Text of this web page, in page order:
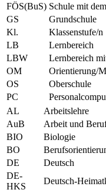
FÖS(BuS) Schule mit
GS
Grundschule
Kl.
Klassenstufe/n
LB
Lernbereich
LBW
Lernbereich
OM
Orientierung/
OS
Oberschule
PC
AL
Arbeitslehre
AuB
Arbeit und
BIO
Biologie
BO
DE
Deutsch
DE-
HKS
Deutsch-